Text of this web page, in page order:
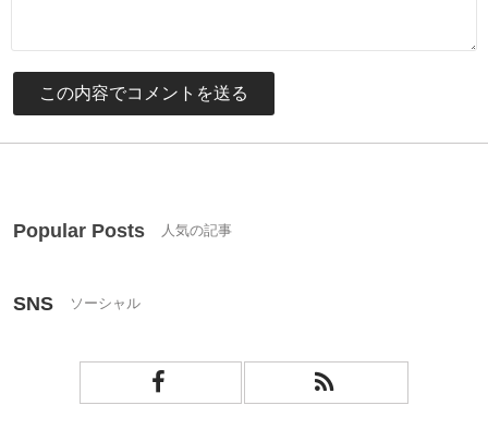
Popular Posts
SNS